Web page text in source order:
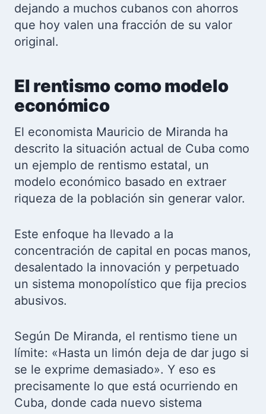
dejando a muchos cubanos con ahorros
que hoy valen una fracción de su valor
original.
El rentismo como modelo
económico
El economista Mauricio de Miranda ha
descrito la situación actual de Cuba como
un ejemplo de rentismo estatal, un
modelo económico basado en extraer
riqueza de la población sin generar valor.
Este enfoque ha llevado a la
concentración de capital en pocas manos,
desalentado la innovación y perpetuado
un sistema monopolístico que fija precios
abusivos.
Según De Miranda, el rentismo tiene un
límite: «Hasta un limón deja de dar jugo si
se le exprime demasiado». Y eso es
precisamente lo que está ocurriendo en
Cuba, donde cada nuevo sistema